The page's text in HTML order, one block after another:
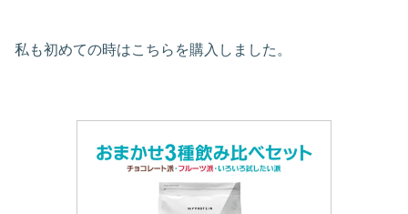
私も初めての時はこちらを購入しました。